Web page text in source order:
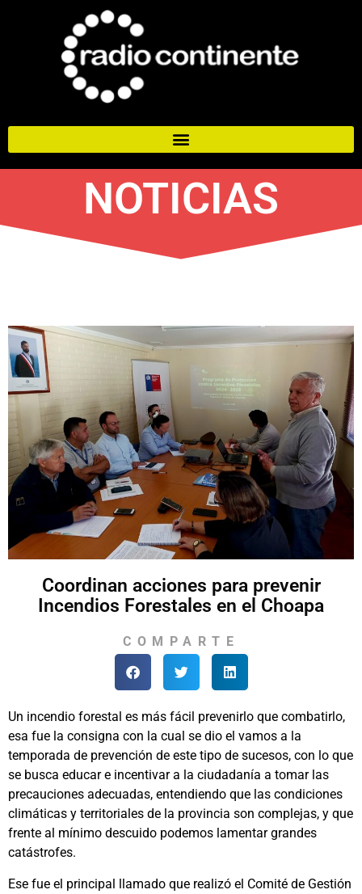
NOTICIAS
Coordinan acciones para prevenir
Incendios Forestales en el Choapa
COMPARTE
Un incendio forestal es más fácil prevenirlo que combatirlo,
esa fue la consigna con la cual se dio el vamos a la
temporada de prevención de este tipo de sucesos, con lo que
se busca educar e incentivar a la ciudadanía a tomar las
precauciones adecuadas, entendiendo que las condiciones
climáticas y territoriales de la provincia son complejas, y que
frente al mínimo descuido podemos lamentar grandes
catástrofes.
Ese fue el principal llamado que realizó el Comité de Gestión